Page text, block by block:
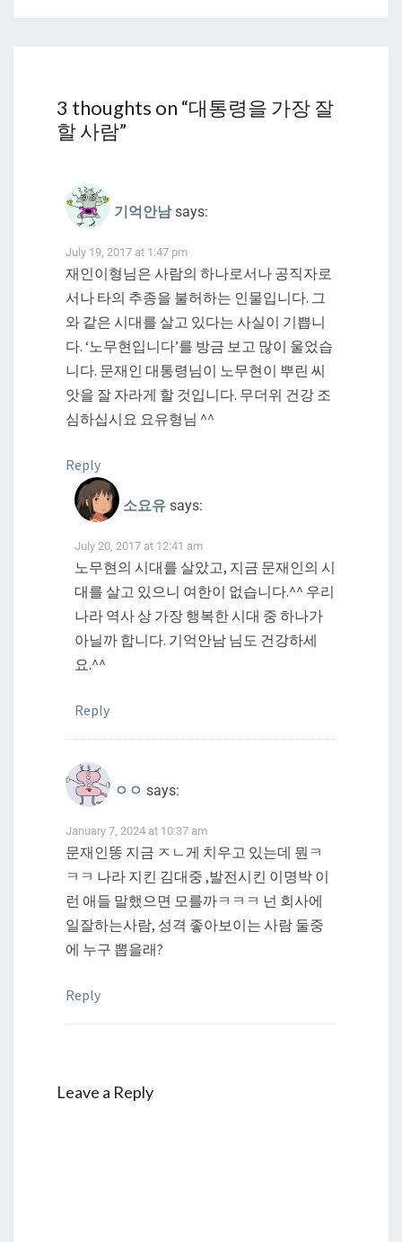
3 thoughts on “대통령을 가장 잘
할 사람”
기억안남 says:
July 19, 2017 at 1:47 pm
재인이형님은 사람의 하나로서나 공직자로
서나 타의 추종을 불허하는 인물입니다. 그
와 같은 시대를 살고 있다는 사실이 기쁩니
다. ‘노무현입니다’를 방금 보고 많이 울었습
니다. 문재인 대통령님이 노무현이 뿌린 씨
앗을 잘 자라게 할 것입니다. 무더위 건강 조
심하십시요 요유형님 ^^
Reply
소요유 says:
July 20, 2017 at 12:41 am
노무현의 시대를 살았고, 지금 문재인의 시
대를 살고 있으니 여한이 없습니다.^^ 우리
나라 역사 상 가장 행복한 시대 중 하나가
아닐까 합니다. 기억안남 님도 건강하세
요.^^
Reply
ㅇㅇ says:
January 7, 2024 at 10:37 am
문재인똥 지금 ㅈㄴ게 치우고 있는데 뭔ㅋ
ㅋㅋ 나라 지킨 김대중 ,발전시킨 이명박 이
런 애들 말했으면 모를까ㅋㅋㅋ 넌 회사에
일잘하는사람, 성격 좋아보이는 사람 둘중
에 누구 뽑을래?
Reply
Leave a Reply